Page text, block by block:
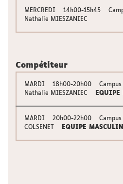
MERCREDI 14h00-15h45
Nathalie MIESZANIEC
Compétiteur
MARDI 18h00-20h00
Nathalie MIESZANIEC
MARDI 20h00-22h00
COLSENET
EQUIPE